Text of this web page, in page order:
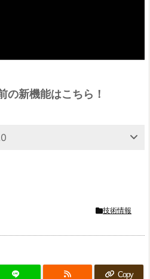
の新機能はこちら！
技術情報
Copy